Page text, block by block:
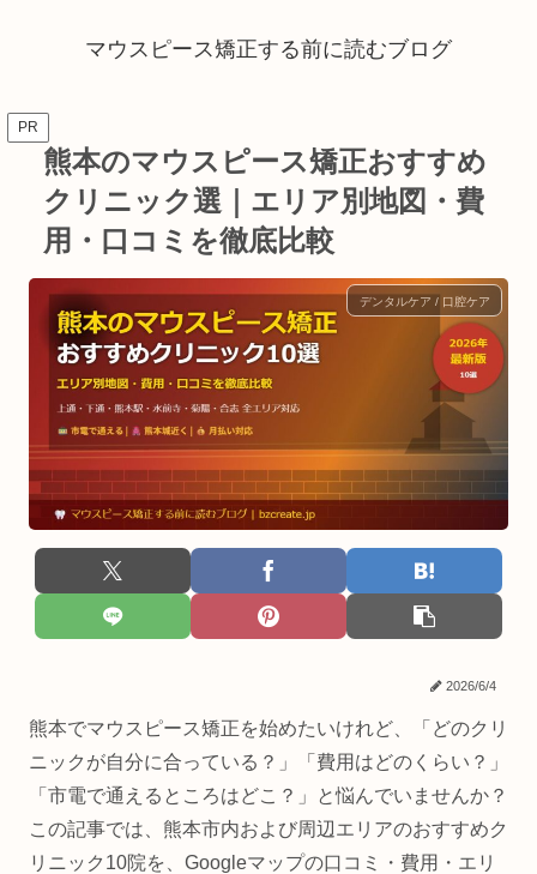
マウスピース矯正する前に読むブログ
PR
熊本のマウスピース矯正おすすめ
クリニック選｜エリア別地図・費
用・口コミを徹底比較
デンタルケア / 口腔ケア
2026/6/4
熊本でマウスピース矯正を始めたいけれど、「どのクリ
ニックが自分に合っている？」「費用はどのくらい？」
「市電で通えるところはどこ？」と悩んでいませんか？
この記事では、熊本市内および周辺エリアのおすすめク
リニック10院を、Googleマップの口コミ・費用・エリ